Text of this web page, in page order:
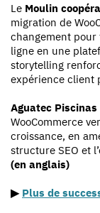
Le Moulin
migration de
changement
ligne en une
storytelling
expérience client
Aguatec Piscinas
WooCommerce
croissance, en
structure SEO et
(en anglais)
▶ Plus de